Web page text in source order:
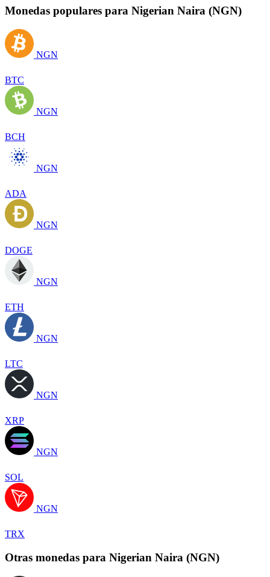
Monedas populares para Nigerian Naira (NGN)
NGN
BTC
NGN
BCH
NGN
ADA
NGN
DOGE
NGN
ETH
NGN
LTC
NGN
XRP
NGN
SOL
NGN
TRX
Otras monedas para Nigerian Naira (NGN)